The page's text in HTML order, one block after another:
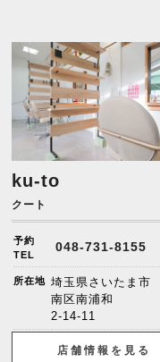
ku-to
クート
予約
TEL
048-731-8155
所在地 埼玉県さいたま市
南区南浦和
2-14-11
店舗情報を見る